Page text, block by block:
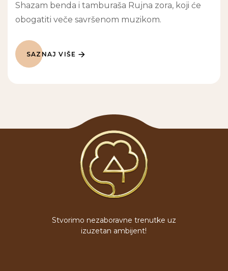
Shazam benda i tamburaša Rujna zora, koji će
obogatiti veče savršenom muzikom.
SAZNAJ VIŠE
Stvorimo nezaboravne trenutke uz
izuzetan ambijent!